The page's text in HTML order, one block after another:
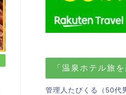
「温泉ホテル旅
管理人たびくる（50代